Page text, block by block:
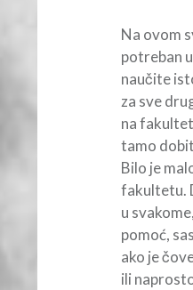
Na ovom
potreban
naučite
za sve
na
tamo
Bilo je
fakultetu.
u
pomoć,
ako je
ili